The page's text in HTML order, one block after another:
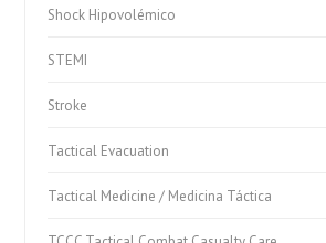
Shock Hipovolémico
STEMI
Stroke
Tactical Evacuation
Tactical Medicine / Medicina Táctica